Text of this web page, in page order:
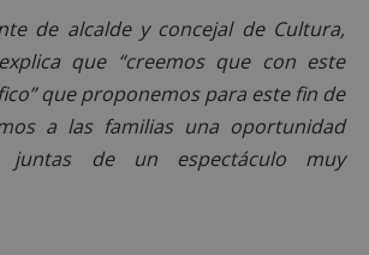
de alcalde y concejal de Cultura,
que “creemos que con este
que proponemos para este fin de
a las familias una oportunidad
juntas de un espectáculo muy